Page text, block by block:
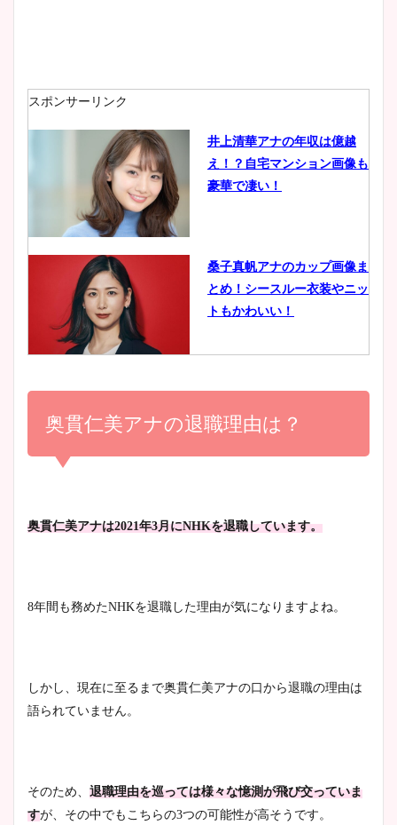
肉も凄い！
鈴木唯の太ってた時の体重が
ヤバすぎww原因や痩せたダ
豊島実季アナのカップ画像ま
とめ！美脚や水着姿に年齢も
宇賀神メグアナのニット画像
スポンサーリンク
井上清華アナの年収は億越
え！？自宅マンション画像も
豪華で凄い！
桑子真帆アナのカップ画像ま
とめ！シースルー衣装やニッ
トもかわいい！
小室瑛莉子のカップ画像まと
め！足が美脚でニット衣装も
かわいい！
清水麻椰アナのかわいい画
wikiプロフも！
ニット衣装まとめ！美足の筋
肉も凄い！
奥貫仁美アナの退職理由は？
奥貫仁美アナは2021年3月にNHKを退職しています。
8年間も務めたNHKを退職した理由が気になりますよね。
しかし、現在に至るまで奥貫仁美アナの口から退職の理由は
語られていません。
そのため、 退職理由を巡っては様々な憶測が飛び交っていま
すが、その中でもこちらの3つの可能性が高そうです。